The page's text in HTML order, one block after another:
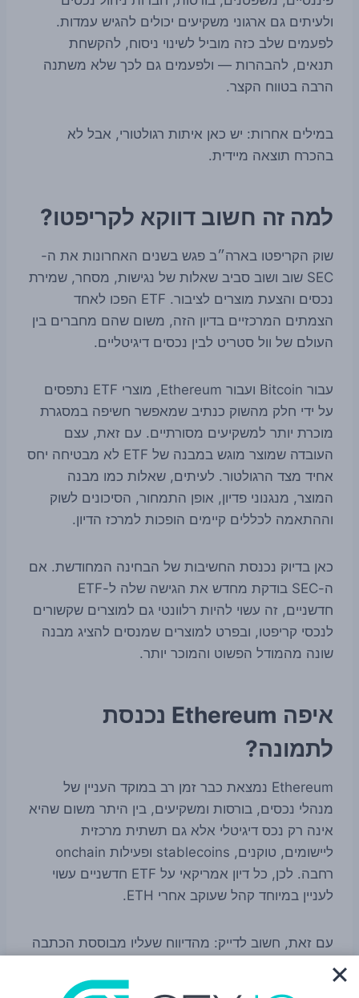
ולעיתים גם ארגוני משקיעים יכולים להגיש עמדות.
לפעמים שלב כזה מוביל לשינוי ניסוח, להקשחת
תנאים, להבהרות — ולפעמים גם לכך שלא משתנה
הרבה בטווח הקצר.
במילים אחרות: יש כאן איתות רגולטורי, אבל לא
בהכרח תוצאה מיידית.
למה זה חשוב דווקא לקריפטו?
שוק הקריפטו בארה״ב פגש בשנים האחרונות את ה-
SEC שוב ושוב סביב שאלות של נגישות, מסחר, שמירת
נכסים והצעת מוצרים לציבור. ETF הפכו לאחד
הצמתים המרכזיים בדיון הזה, משום שהם מחברים בין
העולם של וול סטריט לבין נכסים דיגיטליים.
עבור Bitcoin ועבור Ethereum, מוצרי ETF נתפסים
על ידי חלק מהשוק כנתיב שמאפשר חשיפה במסגרת
מוכרת יותר למשקיעים מסורתיים. עם זאת, עצם
העובדה שמוצר מוגש במבנה של ETF לא מבטיחה יחס
אחיד מצד הרגולטור. לעיתים, שאלות כמו מבנה
המוצר, מנגנוני פדיון, אופן התמחור, הסיכונים לשוק
וההתאמה לכללים קיימים הופכות למרכז הדיון.
כאן בדיוק נכנסת החשיבות של הבחינה המחודשת. אם
ה-SEC בודקת מחדש את הגישה שלה ל-ETF
חדשניים, זה עשוי להיות רלוונטי גם למוצרים שקשורים
לנכסי קריפטו, ובפרט למוצרים שמנסים להציג מבנה
שונה מהמודל הפשוט והמוכר יותר.
איפה Ethereum נכנסת
לתמונה?
Ethereum נמצאת כבר זמן רב במוקד העניין של
מנהלי נכסים, בורסות ומשקיעים, בין היתר משום שהיא
אינה רק נכס דיגיטלי אלא גם תשתית מרכזית
ליישומים, טוקנים, stablecoins ופעילות onchain
רחבה. לכן, כל דיון אמריקאי על ETF חדשניים עשוי
לעניין במיוחד קהל שעוקב אחרי ETH.
עם זאת, חשוב לדייק: מהדיווח שעליו מבוססת הכתבה
עצמה, ולא עולה ממנו הכרעה רגולטורית ספציפית לגבי